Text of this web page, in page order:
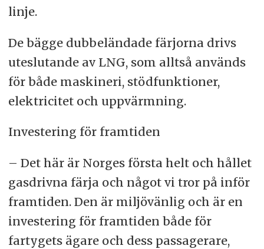
linje.
De bägge dubbeländade färjorna drivs
uteslutande av LNG, som alltså används
för både maskineri, stödfunktioner,
elektricitet och uppvärmning.
Investering för framtiden
– Det här är Norges första helt och hållet
gasdrivna färja och något vi tror på inför
framtiden. Den är miljövänlig och är en
investering för framtiden både för
fartygets ägare och dess passagerare,